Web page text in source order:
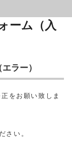
ーム（入
ラー）
をお願い致しま
さい。